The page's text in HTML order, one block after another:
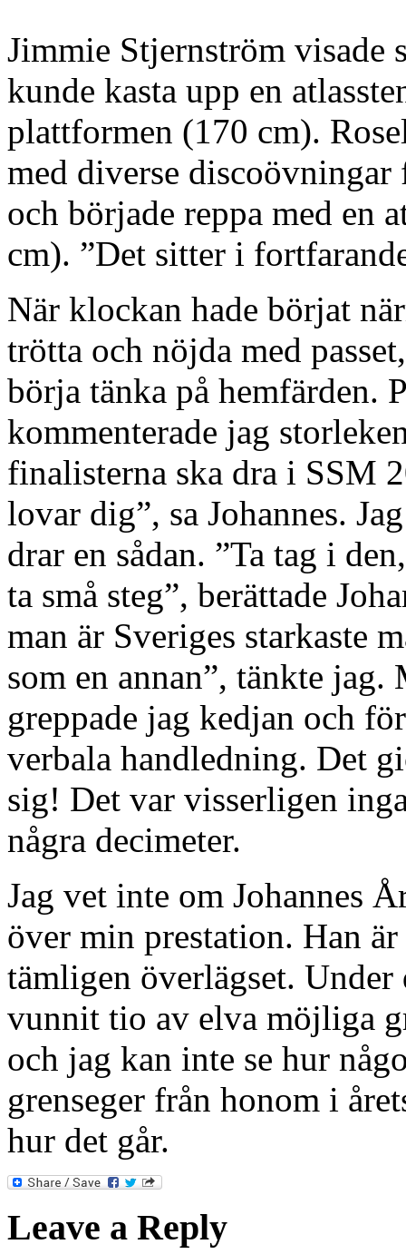
Jimmie Stjernström visade
kunde kasta upp en
plattformen (170 cm).
med diverse
och började reppa med en
cm). ”Det sitter i
När klockan hade börjat
trötta och nöjda med
börja tänka på hemfärden.
kommenterade jag
finalisterna ska dra i SSM
lovar dig”, sa Johannes.
drar en sådan. ”Ta tag i
ta små steg”, berättade
man är Sveriges starkaste
som en annan”, tänkte
greppade jag kedjan och
verbala handledning. Det
sig! Det var visserligen
några decimeter.
Jag vet inte om Johannes
över min prestation. Han
tämligen överlägset. Under
vunnit tio av elva möjliga
och jag kan inte se hur
grenseger från honom i
hur det går.
Leave a Reply